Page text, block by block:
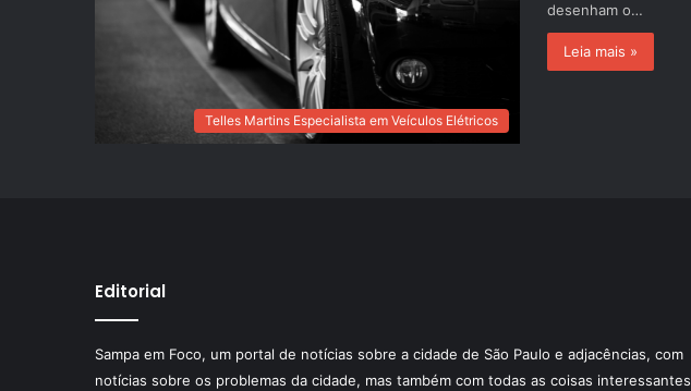
Telles Martins Especialista em Veículos Elétricos
desenham o…
Leia mais »
Editorial
Sampa em Foco, um portal de notícias sobre a cidade de São Paulo e adjacências, com
notícias sobre os problemas da cidade, mas também com todas as coisas interessantes